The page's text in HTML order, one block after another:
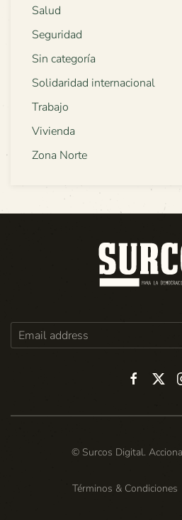
Salud
Seguridad
Sin categoría
Solidaridad internacional
Trabajo
Vivienda
Zona Norte
© Surcos Digital.
Términos & Condiciones